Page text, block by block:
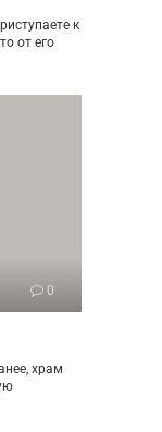
к
от его
0
храм